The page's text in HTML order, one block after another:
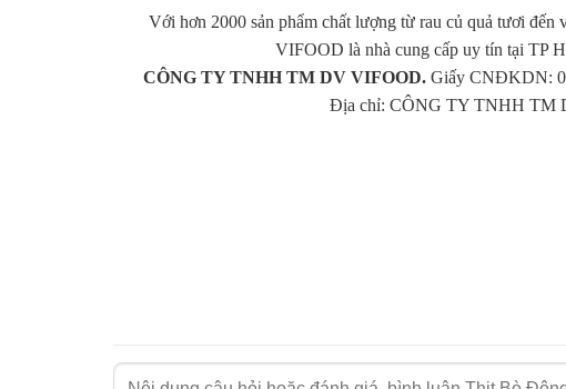
tuyệt vời mà bạn có thể thêm vào thực đơn của mình:
Bò Nướng Sa Tế:
Miếng thịt bò được ướp gia vị đặc
Món ăn sang trọng này sẽ
Một món ăn nhẹ nhàng, thanh mát, giúp
Chúng tôi tự hào khi nhận được sự tin tưởng từ nhiều
Với hơn 2000 sản phẩm chất lượng từ rau củ quả tươi đến
VIFOOD là nhà cung cấp uy tín tại TP
CÔNG TY TNHH TM DV VIFOOD. Giấy CNĐKDN:
Địa chỉ: CÔNG TY TNHH TM